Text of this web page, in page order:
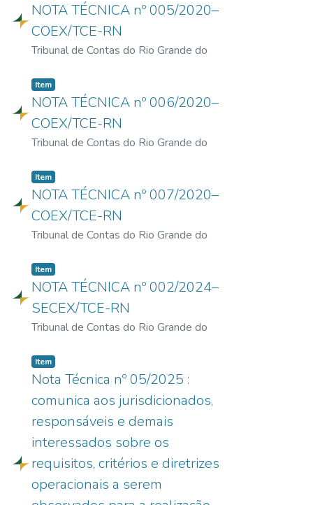
Controladoria Regional da União no
Estado do Rio Grande do Norte
NOTA TÉCNICA nº 005/2020–
COEX/TCE-RN
Tribunal de Contas do Rio Grande do
Item
NOTA TÉCNICA nº 006/2020–
COEX/TCE-RN
Tribunal de Contas do Rio Grande do
Item
NOTA TÉCNICA nº 007/2020–
COEX/TCE-RN
Tribunal de Contas do Rio Grande do
Item
NOTA TÉCNICA nº 002/2024–
SECEX/TCE-RN
Tribunal de Contas do Rio Grande do
Item
Nota Técnica nº 05/2025 :
comunica aos jurisdicionados,
responsáveis e demais
interessados sobre os
requisitos, critérios e diretrizes
operacionais a serem